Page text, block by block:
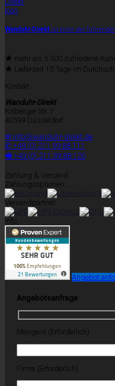
Wanduhr-Direktist einer der
★ mehr als 5.500 zufriedene
★ Lieferzeit 15 Tage im
Kontakt
Wanduhr-Direkt
Kolberger Str. 1
40599 Düsseldorf
✉ info@wanduhr-direkt.de
✆ +49 (0) 211 99 88 111
🖷 +49 (0) 211 99 88 120
Zahlung & Versand
Zahlungsoptionen:
Versandpartner:
Info
Angebot
Angebotsanfrage
Menge/n (Erforderlich)
Firma (Erforderlich)